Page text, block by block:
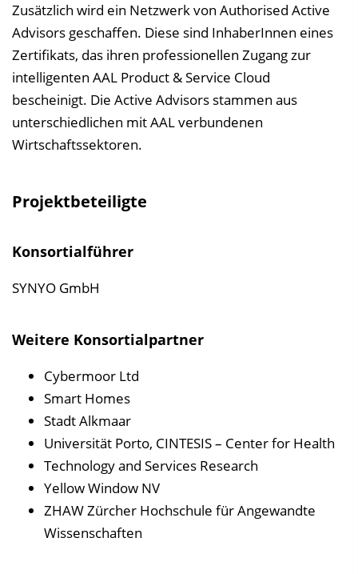
Zusätzlich wird ein Netzwerk von Authorised Active
Advisors geschaffen. Diese sind InhaberInnen eines
Zertifikats, das ihren professionellen Zugang zur
intelligenten AAL Product & Service Cloud
bescheinigt. Die Active Advisors stammen aus
unterschiedlichen mit AAL verbundenen
Wirtschaftssektoren.
Projektbeteiligte
Konsortialführer
SYNYO GmbH
Weitere Konsortialpartner
Cybermoor Ltd
Smart Homes
Stadt Alkmaar
Universität Porto, CINTESIS – Center for Health
Technology and Services Research
Yellow Window NV
ZHAW Zürcher Hochschule für Angewandte
Wissenschaften